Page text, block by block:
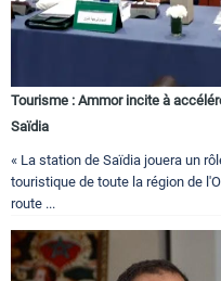
Tourisme : Ammor incite à
Saïdia
« La station de Saïdia jouera un
touristique de toute la région de
route ...